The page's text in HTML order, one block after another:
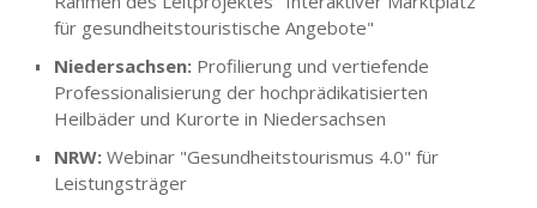
für gesundheitstouristische Angebote"
Niedersachsen: Profilierung und vertiefende
Professionalisierung der hochprädikatisierten
Heilbäder und Kurorte in Niedersachsen
NRW: Webinar "Gesundheitstourismus 4.0" für
Leistungsträger